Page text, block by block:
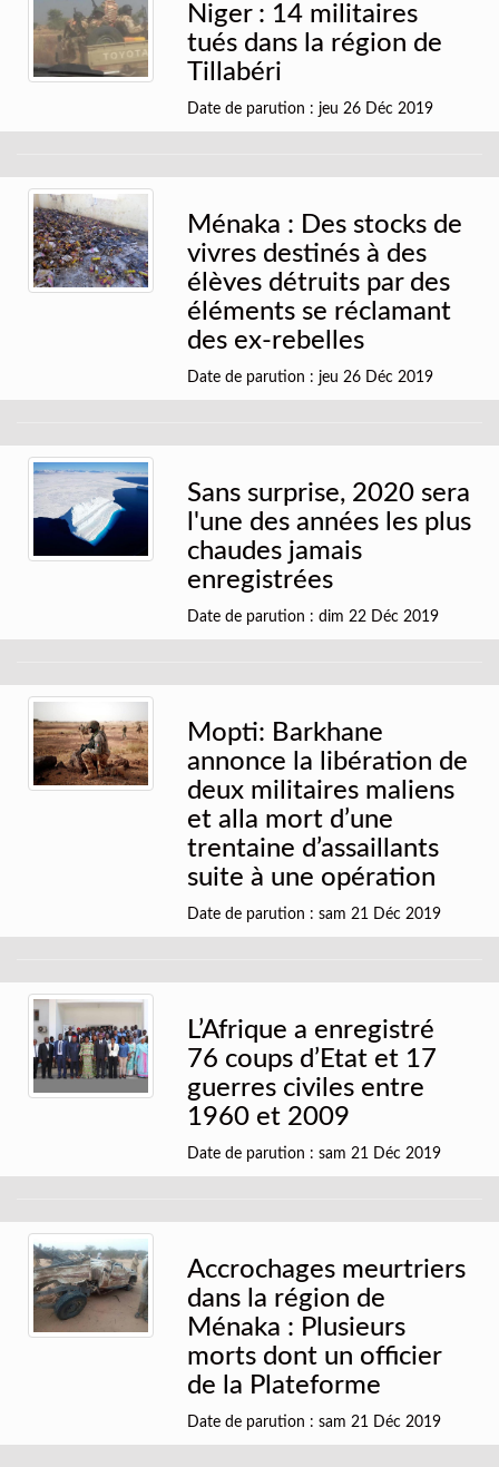
Niger : 14 militaires
tués dans la région de
Tillabéri
Date de parution : jeu 26 Déc 2019
Ménaka : Des stocks de
vivres destinés à des
élèves détruits par des
éléments se réclamant
des ex-rebelles
Date de parution : jeu 26 Déc 2019
Sans surprise, 2020 sera
l'une des années les plus
chaudes jamais
enregistrées
Date de parution : dim 22 Déc 2019
Mopti: Barkhane
annonce la libération de
deux militaires maliens
et alla mort d’une
trentaine d’assaillants
suite à une opération
Date de parution : sam 21 Déc 2019
L’Afrique a enregistré
76 coups d’Etat et 17
guerres civiles entre
1960 et 2009
Date de parution : sam 21 Déc 2019
Accrochages meurtriers
dans la région de
Ménaka : Plusieurs
morts dont un officier
de la Plateforme
Date de parution : sam 21 Déc 2019